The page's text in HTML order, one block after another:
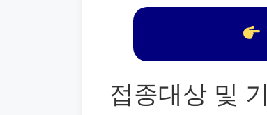
접종대상 및